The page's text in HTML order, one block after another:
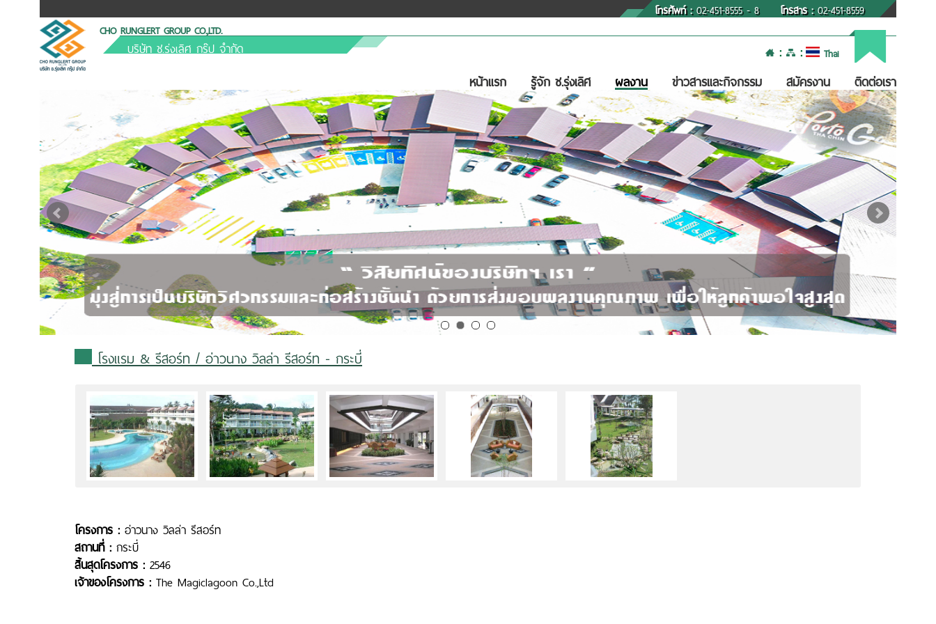
โทรศัพท์ :02-451-8555 - 8 โทรสาร :02-451-8559
CHO RUNGLERT GROUP CO.,LTD.
บริษัท ช.รุ่งเลิศ กรุ๊ป จำกัด : : Thai
หน้าแรก รู้จัก ช.รุ่งเลิศ ผลงาน ข่าวสารและกิจกรรม สมัครงาน ติดต่อเรา
โรงแรม & รีสอร์ท/ อ่าวนาง วิลล่า รีสอร์ท - กระบี่
โครงการ : อ่าวนาง วิลล่า รีสอร์ท
สถานที่ : กระบี่
สิ้นสุดโครงการ : 2546
เจ้าของโครงการ : The Magiclagoon Co.,Ltd